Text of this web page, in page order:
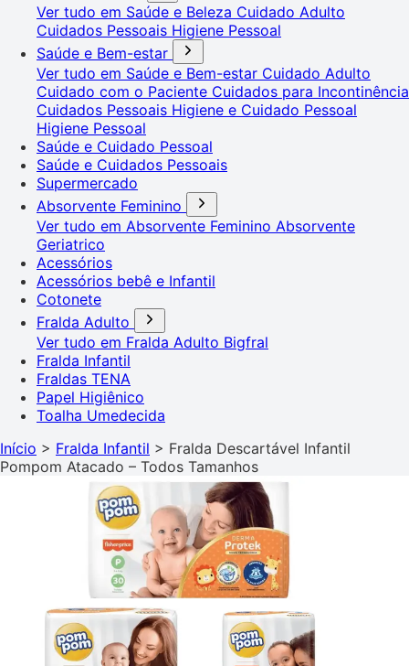
Ver tudo em Saúde e Beleza Cuidado Adulto
Cuidados Pessoais Higiene Pessoal
Saúde e Bem-estar
Ver tudo em Saúde e Bem-estar Cuidado Adulto
Cuidado com o Paciente Cuidados para Incontinência
Cuidados Pessoais Higiene e Cuidado Pessoal
Higiene Pessoal
Saúde e Cuidado Pessoal
Saúde e Cuidados Pessoais
Supermercado
Absorvente Feminino
Ver tudo em Absorvente Feminino Absorvente
Geriatrico
Acessórios
Acessórios bebê e Infantil
Cotonete
Fralda Adulto
Ver tudo em Fralda Adulto Bigfral
Fralda Infantil
Fraldas TENA
Papel Higiênico
Toalha Umedecida
Início > Fralda Infantil > Fralda Descartável Infantil
Pompom Atacado – Todos Tamanhos